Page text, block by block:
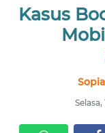
Kasus
NASIONAL
KRIMINAL